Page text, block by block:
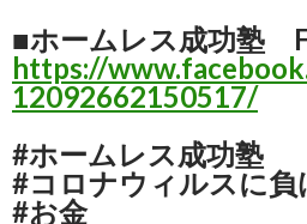
■ホームレス成功塾
https://
12092662150517/
#ホームレス成功塾
#コロナウィルスに負
#お金